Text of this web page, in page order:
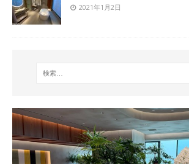
2021年1月2日